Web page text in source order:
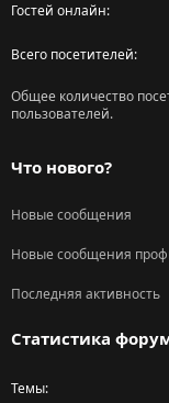
Гостей онлайн
Всего посетителей
Общее количество
пользователей.
Что нового?
Новые сообщения
Новые сообщения
Последняя активность
Статистика
Темы